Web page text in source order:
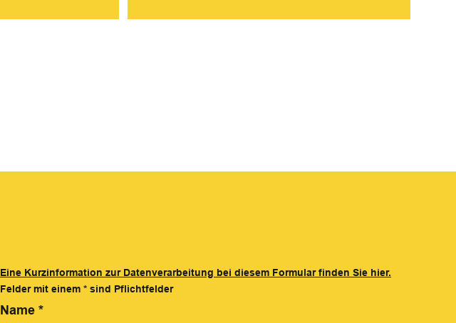
Eine Kurzinformation zur Datenverarbeitung bei diesem Formular finden Sie hier.
Felder mit einem * sind Pflichtfelder
Name *